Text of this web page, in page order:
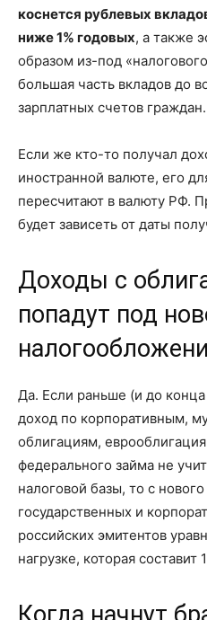
коснется рублевых
ниже 1% годовых, а также
образом из-под
большая часть вкладов до
зарплатных счетов граждан.
Если же кто-то получал
иностранной валюте, его
пересчитают в валюту РФ.
будет зависеть от даты
Доходы с
попадут под
Да. Если раньше (и до
доход по корпоративным,
облигациям,
федерального займа не
налоговой базы, то с
государственных и
российских эмитентов
нагрузке, которая составит